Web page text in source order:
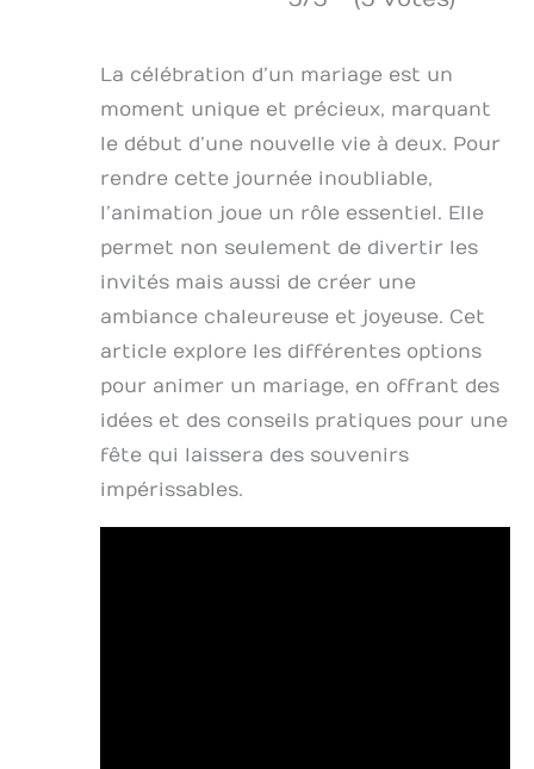
La célébration d’un mariage est un
moment unique et précieux, marquant
le début d’une nouvelle vie à deux. Pour
rendre cette journée inoubliable,
l’animation joue un rôle essentiel. Elle
permet non seulement de divertir les
invités mais aussi de créer une
ambiance chaleureuse et joyeuse. Cet
article explore les différentes options
pour animer un mariage, en offrant des
idées et des conseils pratiques pour une
fête qui laissera des souvenirs
impérissables.